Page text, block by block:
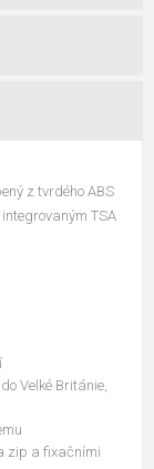
z tvrdého ABS
TSA
Velké Británie,
zip a fixačními